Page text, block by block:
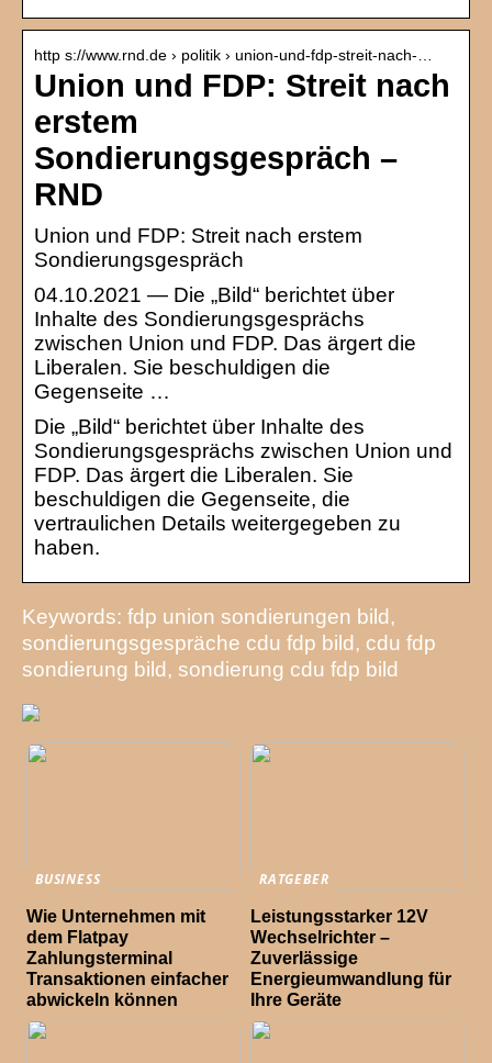
http s://www.rnd.de › politik › union-und-fdp-streit-nach-…
Union und FDP: Streit nach
erstem
Sondierungsgespräch –
RND
Union und FDP: Streit nach erstem
Sondierungsgespräch
04.10.2021 — Die „Bild“ berichtet über
Inhalte des Sondierungsgesprächs
zwischen Union und FDP. Das ärgert die
Liberalen. Sie beschuldigen die
Gegenseite …
Die „Bild“ berichtet über Inhalte des
Sondierungsgesprächs zwischen Union und
FDP. Das ärgert die Liberalen. Sie
beschuldigen die Gegenseite, die
vertraulichen Details weitergegeben zu
haben.
Keywords: fdp union sondierungen bild,
sondierungsgespräche cdu fdp bild, cdu fdp
sondierung bild, sondierung cdu fdp bild
BUSINESS
Wie Unternehmen mit
dem Flatpay
Zahlungsterminal
Transaktionen einfacher
abwickeln können
RATGEBER
Leistungsstarker 12V
Wechselrichter –
Zuverlässige
Energieumwandlung für
Ihre Geräte